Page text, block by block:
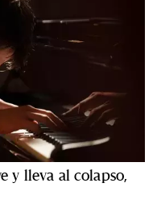
y lleva al colapso,